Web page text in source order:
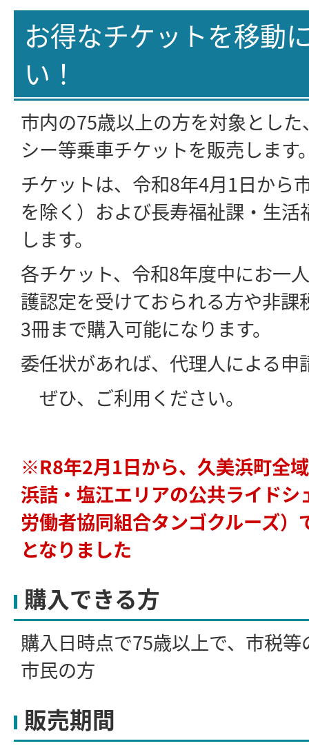
お得なチケットを移動
い！
市内の75歳以上の方を対象とし
シー等乗車チケットを販売します
チケットは、令和8年4月1日から
を除く）および長寿福祉課・生
します。
各チケット、令和8年度中にお一
護認定を受けておられる方や非課
3冊まで購入可能になります。
委任状があれば、代理人による申
ぜひ、ご利用ください。
※R8年2月1日から、久美浜町全
浜詰・塩江エリアの公共ライド
労働者協同組合タンゴクルーズ）
となりました
購入できる方
購入日時点で75歳以上で、市税
市民の方
販売期間